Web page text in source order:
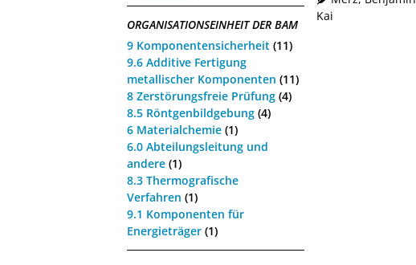
ORGANISATIONSEINHEIT DER BAM
9 Komponentensicherheit (11)
9.6 Additive Fertigung
metallischer Komponenten (11)
8 Zerstörungsfreie Prüfung (4)
8.5 Röntgenbildgebung (4)
6 Materialchemie (1)
6.0 Abteilungsleitung und
andere (1)
8.3 Thermografische
Verfahren (1)
9.1 Komponenten für
Energieträger (1)
Kai